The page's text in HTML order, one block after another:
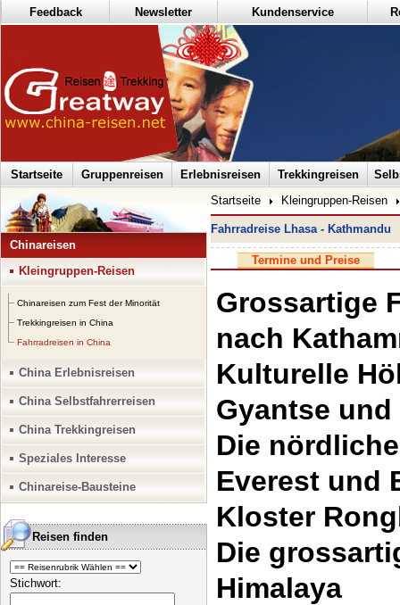
Feedback Newsletter Kundenservice
Startseite Gruppenreisen Erlebnisreisen Trekkingreisen
Chinareisen
Kleingruppen-Reisen
Chinareisen zum Fest der Minorität
Trekkingreisen in China
Fahrradreisen in China
China Erlebnisreisen
China Selbstfahrerreisen
China Trekkingreisen
Speziales Interesse
Chinareise-Bausteine
Reisen finden
Stichwort:
Startseite Kleingruppen-Reisen
Fahrradreise Lhasa - Kathmandu
Termine und Preise
Grossartige
nach
Kulturelle
Gyantse
Die
Everest und
Kloster
Die
Himalaya